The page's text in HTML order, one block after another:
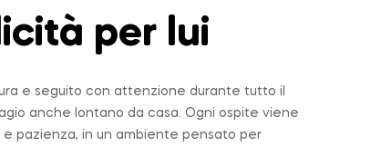
per lui
e seguito con attenzione durante tutto il
anche lontano da casa. Ogni ospite viene
pazienza, in un ambiente pensato per